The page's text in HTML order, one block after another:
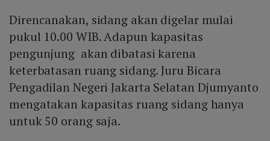
Direncanakan, sidang akan digelar mulai
pukul 10.00 WIB. Adapun kapasitas
pengunjung akan dibatasi karena
keterbatasan ruang sidang. Juru Bicara
Pengadilan Negeri Jakarta Selatan Djumyanto
mengatakan kapasitas ruang sidang hanya
untuk 50 orang saja.